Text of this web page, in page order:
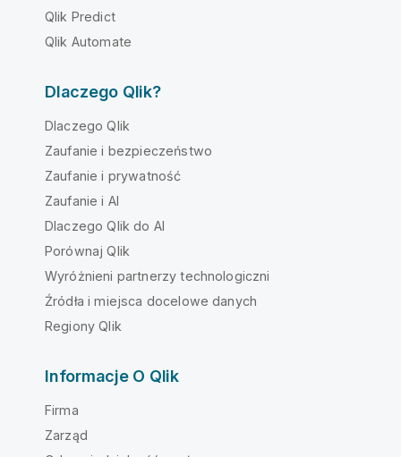
Qlik Predict
Qlik Automate
Dlaczego Qlik?
Dlaczego Qlik
Zaufanie i bezpieczeństwo
Zaufanie i prywatność
Zaufanie i AI
Dlaczego Qlik do AI
Porównaj Qlik
Wyróżnieni partnerzy technologiczni
Źródła i miejsca docelowe danych
Regiony Qlik
Informacje O Qlik
Firma
Zarząd